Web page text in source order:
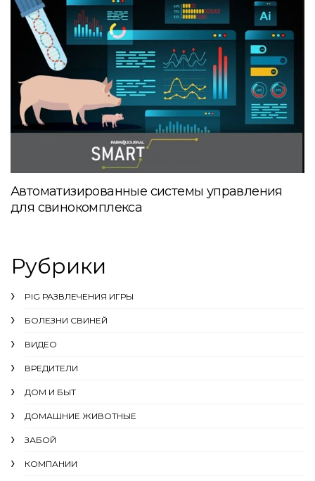
Автоматизированные системы управления
для свинокомплекса
Рубрики
PIG РАЗВЛЕЧЕНИЯ ИГРЫ
БОЛЕЗНИ СВИНЕЙ
ВИДЕО
ВРЕДИТЕЛИ
ДОМ И БЫТ
ДОМАШНИЕ ЖИВОТНЫЕ
ЗАБОЙ
КОМПАНИИ